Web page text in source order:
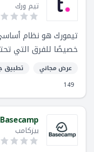
تيم ورك
تيمورك هو نظام
خصيصًا للفرق التي
والمشاريع في مكان
العملاء من تتبع
مليون دولار أمريكي
20000 فريق حول العالم.
عرض مجاني
تطبيق
149
Basecamp
بيزكامب